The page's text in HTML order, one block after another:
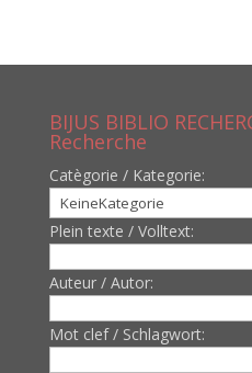
BIJUS BIBLIO
Recherche
Catègorie / Kategorie:
Plein texte / Volltext:
Auteur / Autor:
Mot clef / Schlagwort: